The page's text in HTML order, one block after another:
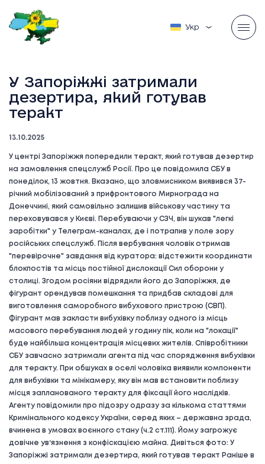
Українська
У Запоріжжі затримали
дезертира, який готував
теракт
13.10.2025
У центрі Запоріжжя попередили теракт, який готував дезертир
на замовлення спецслужб Росії. Про це повідомила СБУ в
понеділок, 13 жовтня. Вказано, що зловмисником виявився 37-
річний мобілізований з прифронтового Мирнограда на
Донеччині, який самовільно залишив військову частину та
переховувався у Києві. Перебуваючи у СЗЧ, він шукав "легкі
заробітки" у Телеграм-каналах, де і потрапив у поле зору
російських спецслужб. Після вербування чоловік отримав
"перевірочне" завдання від куратора: відстежити координати
блокпостів та місць постійної дислокації Сил оборони у
столиці. Згодом росіяни відрядили його до Запоріжжя, де
фігурант орендував помешкання та придбав складові для
виготовлення саморобного вибухового пристрою (СВП).
Фігурант мав закласти вибухівку поблизу одного із місць
масового перебування людей у годину пік, коли на "локації"
буде найбільша концентрація місцевих жителів. Співробітники
СБУ завчасно затримали агента під час спорядження вибухівки
для теракту. При обшуках в оселі чоловіка виявили компоненти
для вибухівки та мінікамеру, яку він мав встановити поблизу
місця запланованого теракту для фіксації його наслідків.
Агенту повідомили про підозру одразу за кількома статтями
Кримінального кодексу України, серед яких – державна зрада,
вчинена в умовах воєнного стану (ч.2 ст.111). Йому загрожує
довічне увʼязнення з конфіскацією майна. Дивіться фото: У
Запоріжжі затримали дезертира, який готував теракт Раніше в